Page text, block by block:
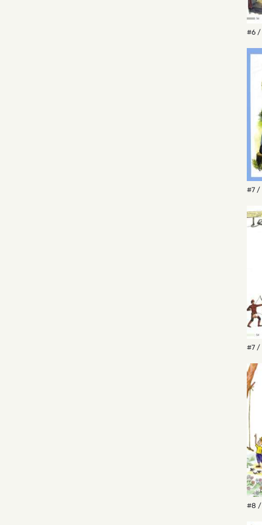
#6 /
#7 /
#7 /
#8 /